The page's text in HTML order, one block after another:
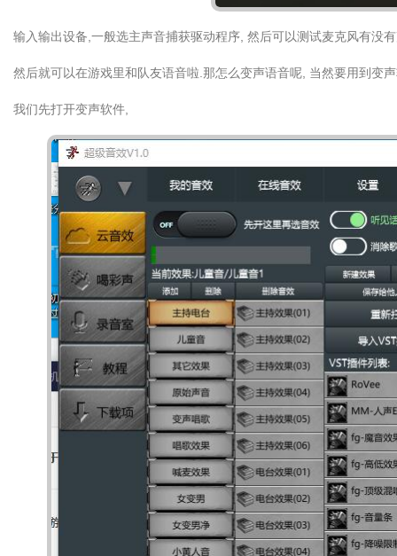
输入输出设备,一般选主声音捕获驱动程序, 然后可以测试麦克风有没
然后就可以在游戏里和队友语音啦.那怎么变声语音呢, 当然要用到变
我们先打开变声软件,